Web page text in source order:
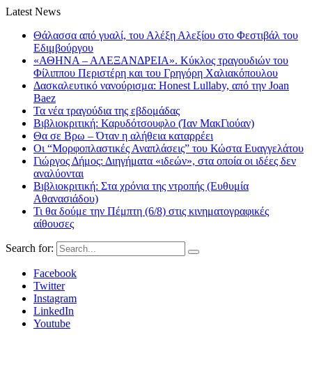
Latest News
Θάλασσα από γυαλί, του Αλέξη Αλεξίου στο Φεστιβάλ του
Εδιμβούργου
«ΑΘΗΝΑ – ΑΛΕΞΑΝΔΡΕΙΑ». Κύκλος τραγουδιών του
Φίλιππου Περιστέρη και του Γρηγόρη Χαλιακόπουλου
Δασκαλευτικό νανούρισμα: Honest Lullaby, από την Joan
Baez
Τα νέα τραγούδια της εβδομάδας
Βιβλιοκριτική: Καρυδότσουφλο (Ίαν ΜακΓιούαν)
Θα σε Βρω – Όταν η αλήθεια καταρρέει
Οι “Μορφοπλαστικές Αναπλάσεις” του Κώστα Ευαγγελάτου
Γιώργος Δήμος: Διηγήματα «ιδεών», στα οποία οι ιδέες δεν
αναλύονται
Βιβλιοκριτική: Στα χρόνια της ντροπής (Ευθυμία
Αθανασιάδου)
Τι θα δούμε την Πέμπτη (6/8) στις κινηματογραφικές
αίθουσες
Search for:
Facebook
Twitter
Instagram
LinkedIn
Youtube